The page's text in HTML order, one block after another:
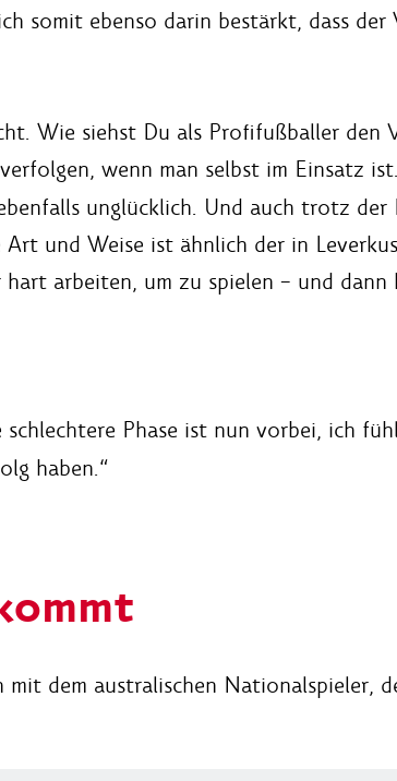
somit ebenso darin bestärkt, dass
Wie siehst Du als Profifußballer den
wenn man selbst im Einsatz
unglücklich. Und auch trotz
und Weise ist ähnlich der in
arbeiten, um zu spielen – und
schlechtere Phase ist nun vorbei, ich
haben.“
dem australischen Nationalspieler,